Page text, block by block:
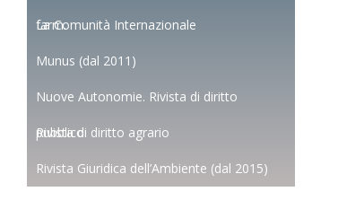
farm.
La Comunità Internazionale
Munus (dal 2011)
Nuove Autonomie. Rivista di diritto
pubblico
Rivista di diritto agrario
Rivista Giuridica dell’Ambiente (dal 2015)